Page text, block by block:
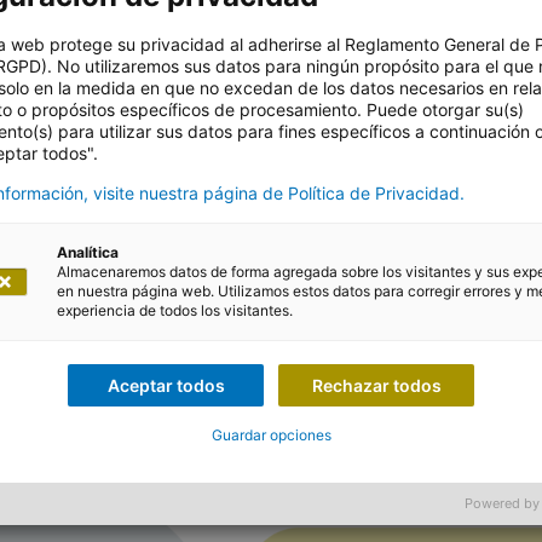
DB)
millones de clientes móviles, 1,3 millones de clientes
banda ancha (retail) Swisscom (Schweiz) AG es la
Suiza. Unos 20.000 empleados registraron en el
de CHF.
web protege su privacidad al adherirse al Reglamento General de
No utilizaremos sus datos para ningún propósito para el que
en la medida en que no excedan de los datos necesarios en
o propósitos específicos de procesamiento. Puede otorgar su(s)
para utilizar sus datos para fines específicos a continuación
todos".
visite nuestra página de Política de Privacidad.
Analítica
Almacenaremos datos de forma agregada sobre los visitantes y sus
en nuestra página web. Utilizamos estos datos para corregir errores y
experiencia de todos los visitantes.
Aceptar todos Rechazar todos
Guardar opciones
Powered by